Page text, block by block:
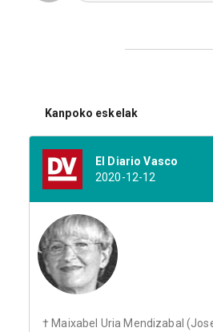
Kanpoko eskelak
El Diario Vasco
2020-12-12
† Maixabel Uria Mendizabal